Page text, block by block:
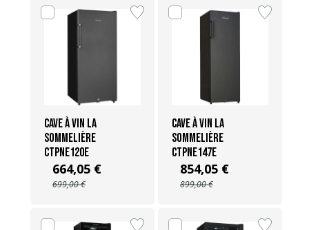
Cave à vin La
Sommelière
CTPNE120E
664,05 €
699,00 €
Cave à vin La
Sommelière
CTPNE147E
854,05 €
899,00 €